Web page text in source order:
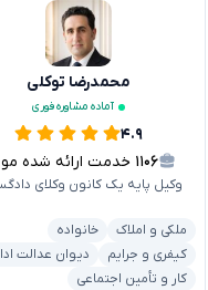
محمدرضا توکلی
آماده مشاوره فوری
۴.۹
۱۱۰۶ خدمت ارائه شده موفق
وکیل پایه یک کانون وکلای
ملکی و املاک
خانواده
کیفری و جرایم
دیوان عدالت
کار و تأمین اجتماعی